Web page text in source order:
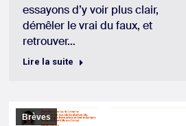
essayons d’y voir plus clair,
démêler le vrai du faux, et
retrouver…
Lire la suite
Brèves